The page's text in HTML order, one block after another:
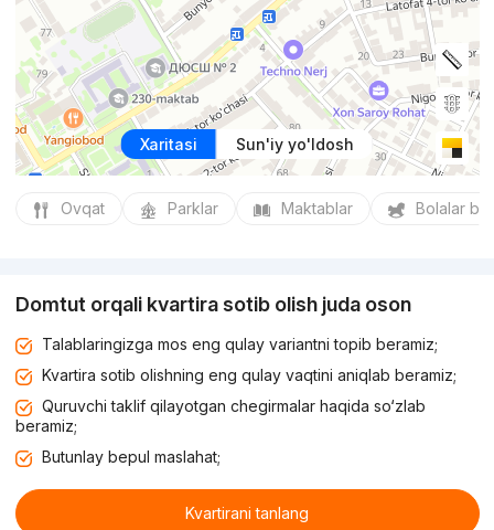
Xaritasi Sun'iy yo'ldosh
Ovqat Parklar Maktablar Bolalar
Domtut orqali kvartira sotib olish juda oson
Talablaringizga mos eng qulay variantni topib beramiz;
Kvartira sotib olishning eng qulay vaqtini aniqlab beramiz;
Quruvchi taklif qilayotgan chegirmalar haqida so‘zlab
beramiz;
Butunlay bepul maslahat;
Kvartirani tanlang